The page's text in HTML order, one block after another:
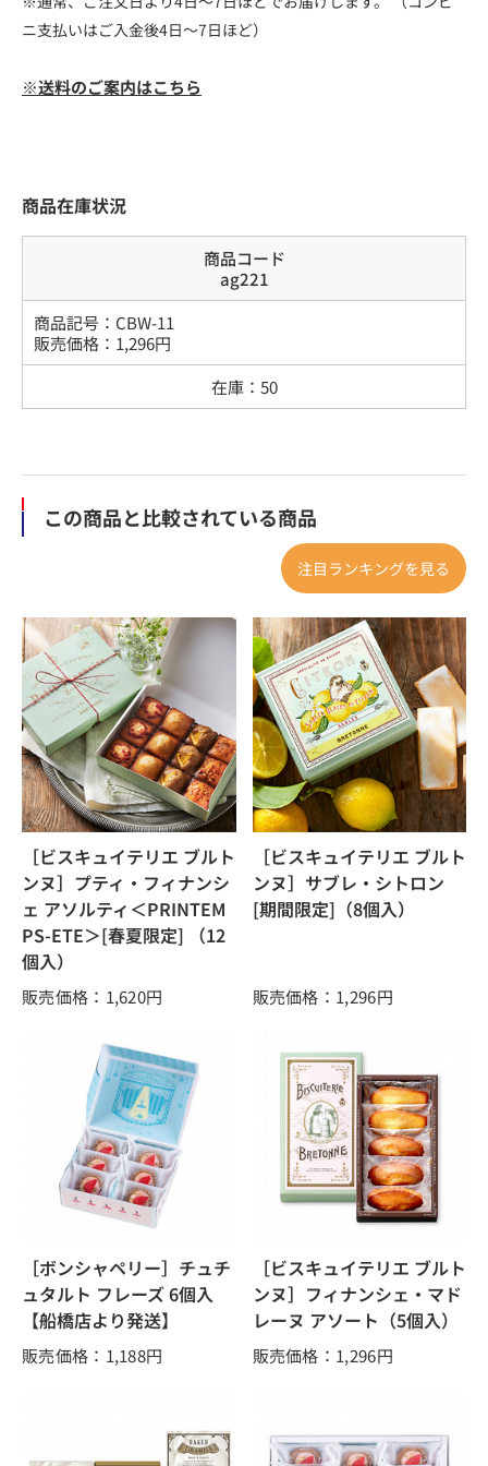
ニ支払いはご入金後4日～7日ほど）
※送料のご案内はこちら
商品在庫状況
商品コード
ag221
商品記号： CBW-11
販売価格： 1,296円
在庫： 50
この商品と比較されている商品
注目ランキングを見る
［ビスキュイテリエ ブルト
ンヌ］プティ・フィナンシ
ェ アソルティ＜PRINTEM
PS-ETE＞[春夏限定] （12
個入）
販売価格：1,620円
［ビスキュイテリエ ブルト
ンヌ］サブレ・シトロン
[期間限定]（8個入）
販売価格：1,296円
［ボンシャペリー］チュチ
ュタルト フレーズ 6個入
【船橋店より発送】
販売価格：1,188円
［ビスキュイテリエ ブルト
ンヌ］フィナンシェ・マド
レーヌ アソート（5個入）
販売価格：1,296円